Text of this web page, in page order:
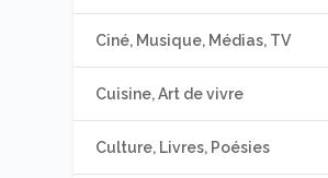
Ciné, Musique, Médias, TV
Cuisine, Art de vivre
Culture, Livres, Poésies